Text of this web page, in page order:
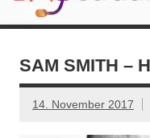
SAM SMITH –
14. November 2017